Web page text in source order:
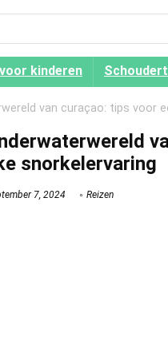
kinderen
van curaçao: tips voor
snorkelervaring
7, 2024 Reizen